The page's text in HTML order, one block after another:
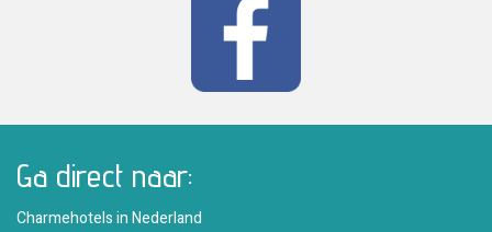
Ga direct naar:
Charmehotels in Nederland